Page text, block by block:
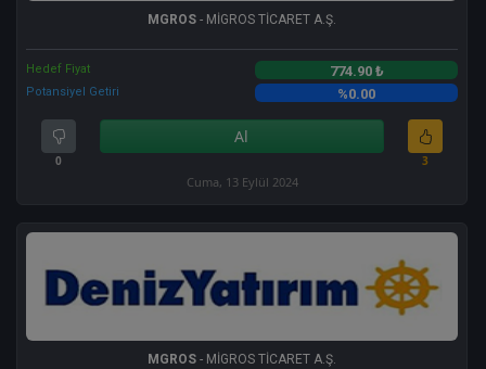
MGROS - MİGROS TİCARET A.Ş.
Hedef Fiyat 774.90 ₺
Potansiyel Getiri %0.00
0
Al
3
Cuma, 13 Eylül 2024
MGROS - MİGROS TİCARET A.Ş.